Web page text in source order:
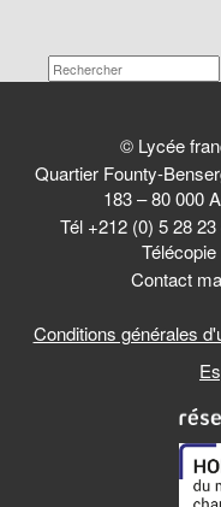
© Lycée
Quartier Founty-
183 – 80 000
Tél +212 (0) 5 28
Contact
Conditions générales